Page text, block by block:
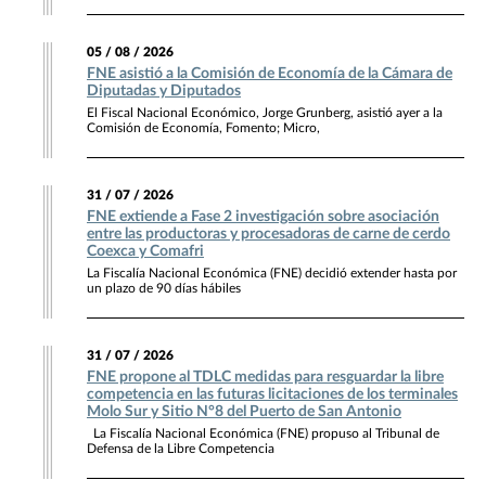
05 / 08 / 2026
FNE asistió a la Comisión de Economía de la Cámara de
Diputadas y Diputados
El Fiscal Nacional Económico, Jorge Grunberg, asistió ayer a la
Comisión de Economía, Fomento; Micro,
31 / 07 / 2026
FNE extiende a Fase 2 investigación sobre asociación
entre las productoras y procesadoras de carne de cerdo
Coexca y Comafri
La Fiscalía Nacional Económica (FNE) decidió extender hasta por
un plazo de 90 días hábiles
31 / 07 / 2026
FNE propone al TDLC medidas para resguardar la libre
competencia en las futuras licitaciones de los terminales
Molo Sur y Sitio N°8 del Puerto de San Antonio
La Fiscalía Nacional Económica (FNE) propuso al Tribunal de
Defensa de la Libre Competencia